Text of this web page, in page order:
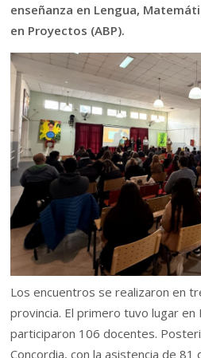
enseñanza en Lengua,
en Proyectos (ABP).
Los encuentros se realizaron en
provincia. El primero tuvo lugar en
participaron 106 docentes.
Concordia, con la asistencia de 81